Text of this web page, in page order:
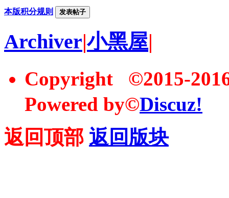
本版积分规则 发表帖子
Archiver|小黑屋|
Copyright ©2015-
Powered by©Discuz!
返回顶部 返回版块